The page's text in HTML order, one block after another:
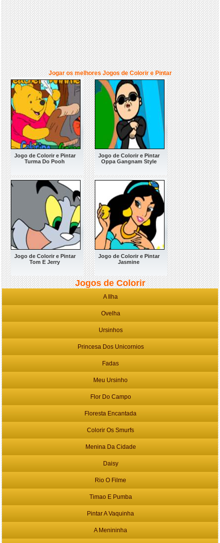
Jogar os melhores Jogos de Colorir e Pintar
Jogo de Colorir e Pintar
Turma Do Pooh
Jogo de Colorir e Pintar
Oppa Gangnam Style
Jogo de Colorir e Pintar
Tom E Jerry
Jogo de Colorir e Pintar
Jasmine
Jogos de Colorir
A Ilha
Ovelha
Ursinhos
Princesa Dos Unicornios
Fadas
Meu Ursinho
Flor Do Campo
Floresta Encantada
Colorir Os Smurfs
Menina Da Cidade
Daisy
Rio O Filme
Timao E Pumba
Pintar A Vaquinha
A Menininha